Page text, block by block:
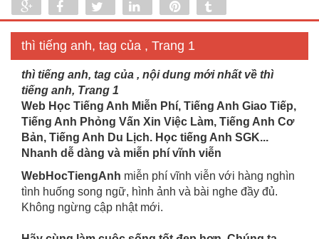
Share Share Tweet Share
thì tiếng anh, tag của , Trang 1
thì tiếng anh, tag của , nội dung mới nhất về thì
tiếng anh, Trang 1
Web Học Tiếng Anh Miễn Phí, Tiếng Anh Giao Tiếp,
Tiếng Anh Phỏng Vấn Xin Việc Làm, Tiếng Anh Cơ
Bản, Tiếng Anh Du Lịch. Học tiếng Anh SGK...
Nhanh dễ dàng và miễn phí vĩnh viễn
WebHocTiengAnh miễn phí vĩnh viễn với hàng nghìn
tình huống song ngữ, hình ảnh và bài nghe đầy đủ.
Không ngừng cập nhật mới.